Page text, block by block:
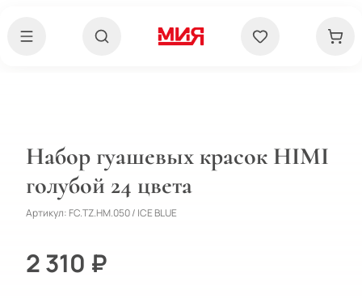
Набор гуашевых красок HIMI
голубой 24 цвета
Артикул: FC.TZ.HM.050 / ICE BLUE
2 310 ₽